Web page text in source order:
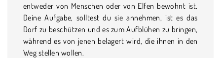
entweder von Menschen oder von Elfen bewohnt ist.
Deine Aufgabe, solltest du sie annehmen, ist es das
Dorf zu beschützen und es zum Aufblühen zu bringen,
während es von jenen belagert wird, die ihnen in den
Weg stellen wollen.